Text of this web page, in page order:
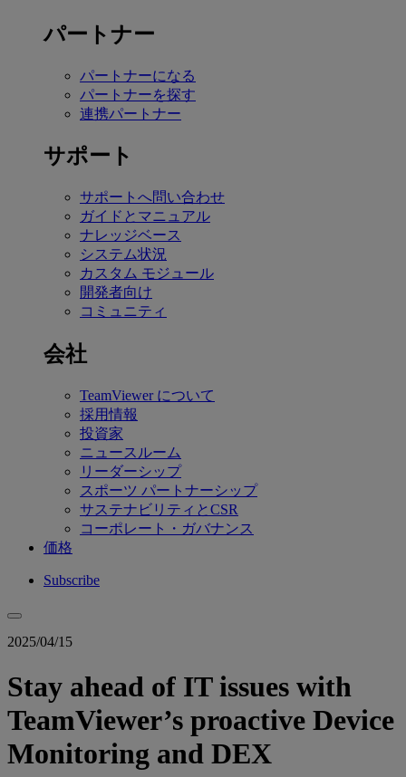
パートナー
パートナーになる
パートナーを探す
連携パートナー
サポート
サポートへ問い合わせ
ガイドとマニュアル
ナレッジベース
システム状況
カスタム モジュール
開発者向け
コミュニティ
会社
TeamViewer について
採用情報
投資家
ニュースルーム
リーダーシップ
スポーツ パートナーシップ
サステナビリティとCSR
コーポレート・ガバナンス
価格
Subscribe
2025/04/15
Stay ahead of IT issues with
TeamViewer’s proactive Device
Monitoring and DEX